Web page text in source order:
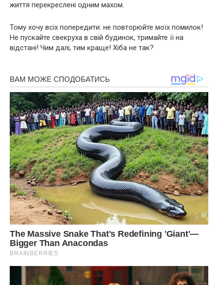
життя перекреслені одним махом.
Тому хочу всіх попередити: не повторюйте моїх помилок!
Не пускайте свекруха в свій будинок, тримайте її на
відстані! Чим далі, тим краще! Хіба не так?